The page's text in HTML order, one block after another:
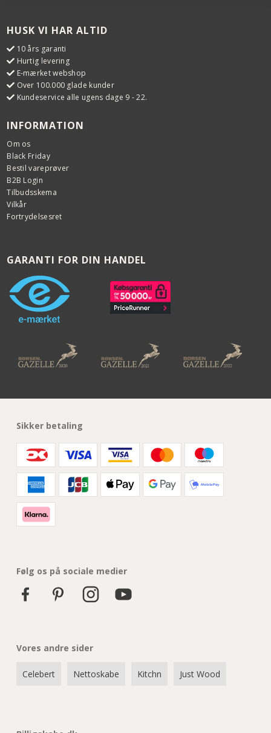
HUSK VI HAR ALTID
10 års garanti
Hurtig levering
E-mærket webshop
Over 100.000 glade kunder
Kundeservice alle ugens dage 9 - 22.
INFORMATION
Om os
Black Friday
Bestil vareprøver
B2B Login
Tilbudsskema
Vilkår
Fortrydelsesret
GARANTI FOR DIN HANDEL
Sikker betaling
Følg os på sociale medier
Vores andre sider
Celebert Nettoskabe Kitchn Just Wood